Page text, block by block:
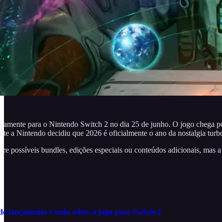
para o Nintendo Switch 2 no dia 25 de junho. O jogo chega
a Nintendo decidiu que 2026 é oficialmente o ano da nostalgia
possíveis bundles, edições especiais ou conteúdos adicionais,
lançamento e tudo sobre o jogo para Switch 2